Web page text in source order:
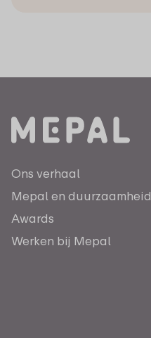
Ons verhaal
Mepal en duurzaamheid
Awards
Werken bij Mepal